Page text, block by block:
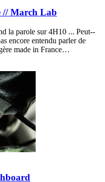
// March Lab
la parole sur 4H10 ... Peut-­
encore entendu parler de
made in France…